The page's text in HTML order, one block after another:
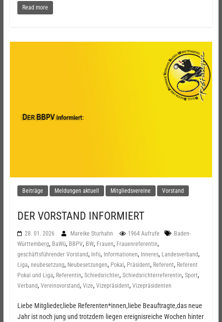
Read more
Beiträge Meldungen aktuell Mitgliedsvereine Vorstand
DER VORSTAND INFORMIERT
28. 01. 2026 Mareike Sturhahn 1964 Aufrufe
Baden-
Württemberg, BaWü, BBPV, BW, Frauen, Frauenreferentin,
geschäftsführender Vorstand, Info, Informationen, Inneres, Landesverband,
Liga, neubesetzung, Neubesetzungen, Pokal, Präsident, Referent, Referent
Pokal und Liga, Referentin, Schiedsrichter, Schiedsrichterreferentin, Sport,
Verband, Vereinsvorstand, Vize, Vizepräsident, Vizepräsidenten
Liebe Mitglieder,liebe Referenten*innen,liebe Beauftragte,das neue
Jahr ist noch jung und trotzdem liegen ereignisreiche Wochen hinter